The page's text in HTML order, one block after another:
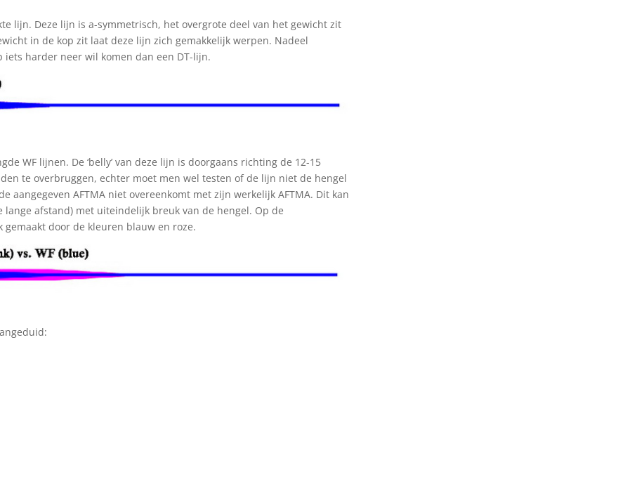
lijn. Deze lijn is a-symmetrisch, het overgrote deel van het gewicht zit
in de kop zit laat deze lijn zich gemakkelijk werpen. Nadeel
harder neer wil komen dan een DT-lijn.
WF lijnen. De ‘belly’ van deze lijn is doorgaans richting de 12-15
te overbruggen, echter moet men wel testen of de lijn niet de hengel
aangegeven AFTMA niet overeenkomt met zijn werkelijk AFTMA. Dit kan
afstand) met uiteindelijk breuk van de hengel. Op de
door de kleuren blauw en roze.